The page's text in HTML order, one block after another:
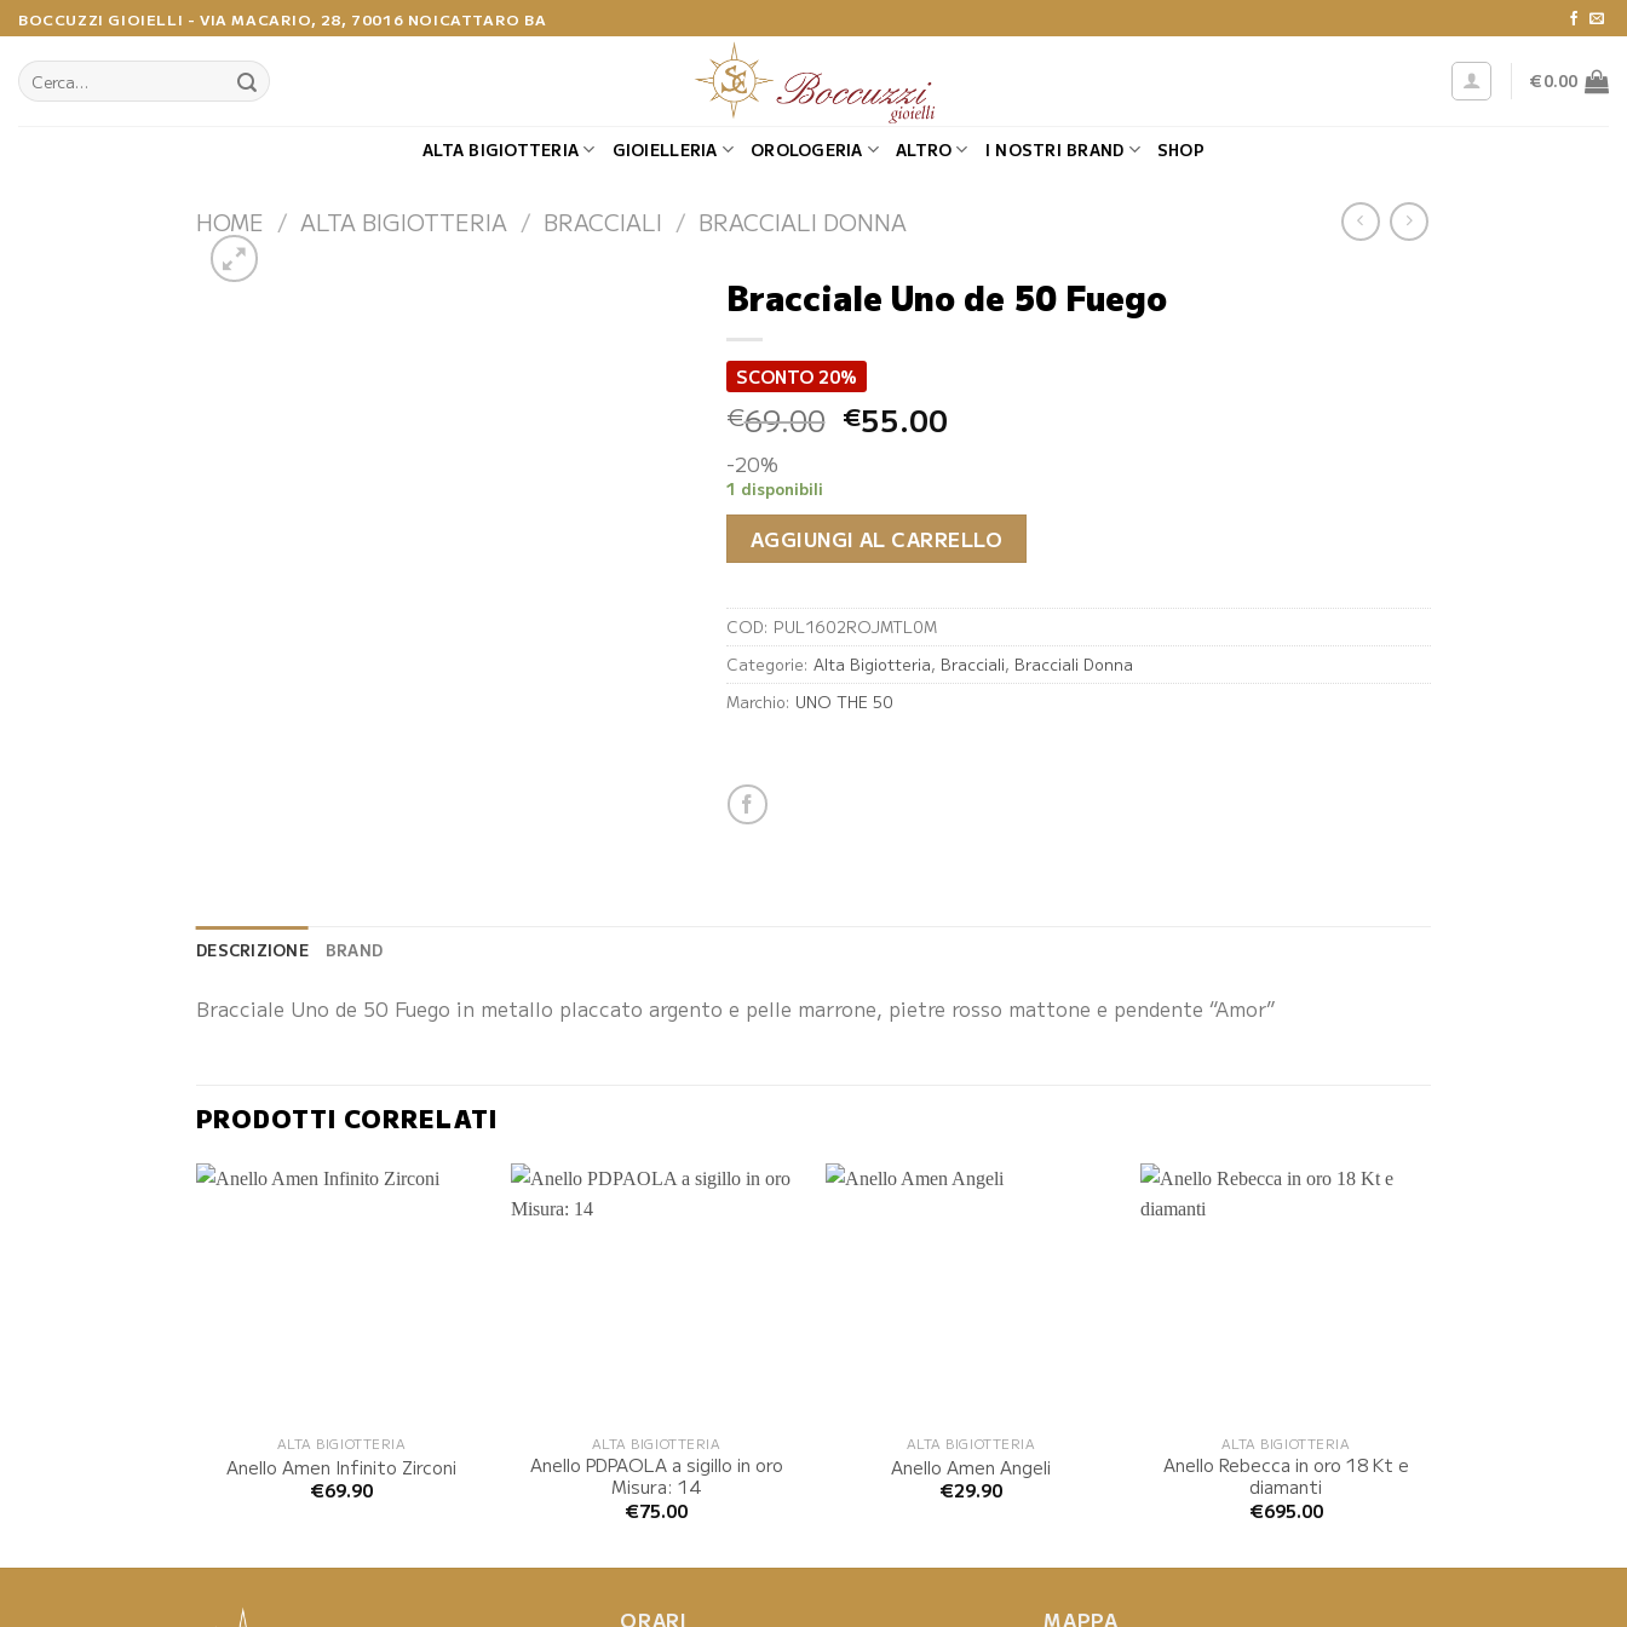
Salta
ai
contenuti
BOCCUZZI GIOIELLI - VIA MACARIO, 28, 70016 NOICATTARO BA
Cerca: €0.00
ALTA BIGIOTTERIA GIOIELLERIA OROLOGERIA ALTRO I NOSTRI BRAND SHOP
HOME / ALTA BIGIOTTERIA / BRACCIALI / BRACCIALI DONNA
Bracciale Uno de 50 Fuego
SCONTO 20%
€69.00 Il
era:
€69.00.
€55.00Il
è:
€55.00.
-20%
1 disponibili
AGGIUNGI AL CARRELLO
COD: PUL1602ROJMTL0M
Categorie: Alta Bigiotteria, Bracciali, Bracciali Donna
Marchio: UNO THE 50
DESCRIZIONE BRAND
Bracciale Uno de 50 Fuego in metallo placcato argento e pelle marrone, pietre rosso mattone e pendente “Amor”
PRODOTTI CORRELATI
ALTA BIGIOTTERIA
Anello Amen Infinito Zirconi
€69.90
ALTA BIGIOTTERIA
Anello PDPAOLA a sigillo in oro
Misura: 14
€75.00
ALTA BIGIOTTERIA
Anello Amen Angeli
€29.90
ALTA BIGIOTTERIA
Anello Rebecca in oro 18 Kt e
diamanti
€695.00
ORARI MAPPA